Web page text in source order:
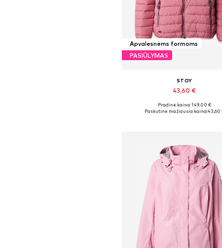
Apvalesnėms formoms
PASIŪLYMAS
STOY
43,60 €
Galimi dydžiai: XL, XL-XXL
Pradinė kaina: 149,00 €
Paskutinė mažiausia kaina:43,60